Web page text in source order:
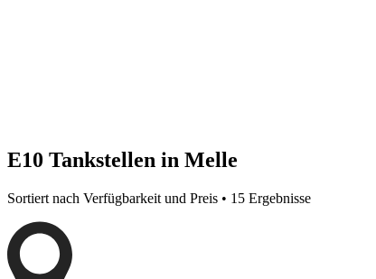
E10 Tankstellen in Melle
Sortiert nach Verfügbarkeit und Preis • 15 Ergebnisse